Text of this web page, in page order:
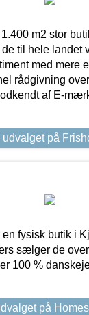
m2 stor
til hele landet
med mere
rådgivning
af E-
udvalget på
fysisk butik i
sælger de
100 %
på